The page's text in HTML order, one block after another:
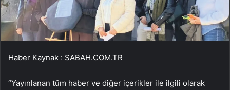
Haber Kaynak : SABAH.COM.TR
“Yayınlanan tüm haber ve diğer içerikler ile ilgili olarak